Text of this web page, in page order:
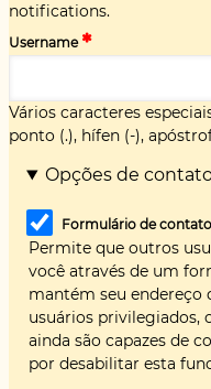
notifications.
Username
Vários caracteres
ponto (.), hífen (-),
Opções de
Formulário de contato
Permite que outros
você através de um
mantém seu endereço
usuários privilegiados,
ainda são capazes de
por desabilitar esta